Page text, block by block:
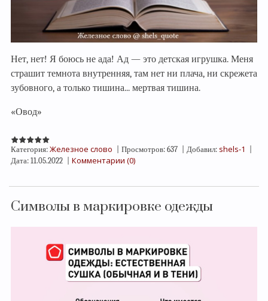
Нет, нет! Я боюсь не ада! Ад — это детская игрушка. Меня
страшит темнота внутренняя, там нет ни плача, ни скрежета
зубовного, а только тишина... мертвая тишина.
«Овод»
Категория: Железное слово Просмотров: 637 Добавил: shels-1
Дата: 11.05.2022 Комментарии (0)
Символы в маркировке одежды